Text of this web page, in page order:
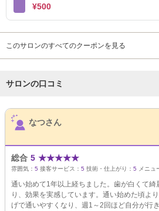
¥500
このサロンのすべてのクーポンを見る
サロンの口コミ
サロンPick Up
なつさん
総合 5 ★★★★★
雰囲気： 5 接客サービス： 5 技術・仕上がり： 5 メニュ
通い始めて1年以上経ちました。歯が白くて綺
り、効果を実感しています。通い始めた頃よ
げで通いやすくなり、週1～2回ほど自分が行